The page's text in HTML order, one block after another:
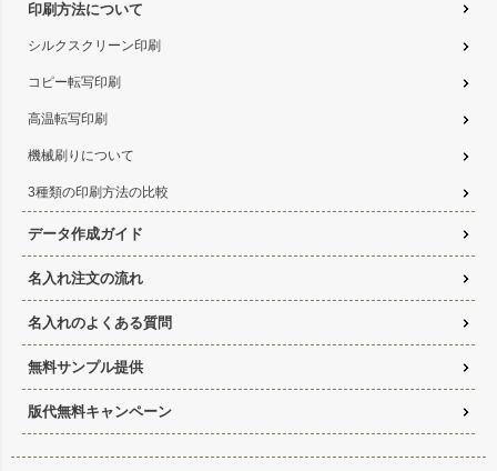
印刷方法について
シルクスクリーン印刷
コピー転写印刷
高温転写印刷
機械刷りについて
3種類の印刷方法の比較
データ作成ガイド
名入れ注文の流れ
名入れのよくある質問
無料サンプル提供
版代無料キャンペーン